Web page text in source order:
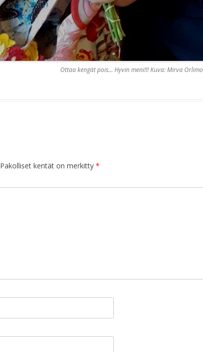
Ottaa kengät pois… Hyvin meni!!! Kuva: Mirva Orlimo
Pakolliset kentät on merkitty *